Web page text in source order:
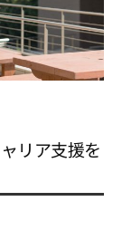
リア支援を